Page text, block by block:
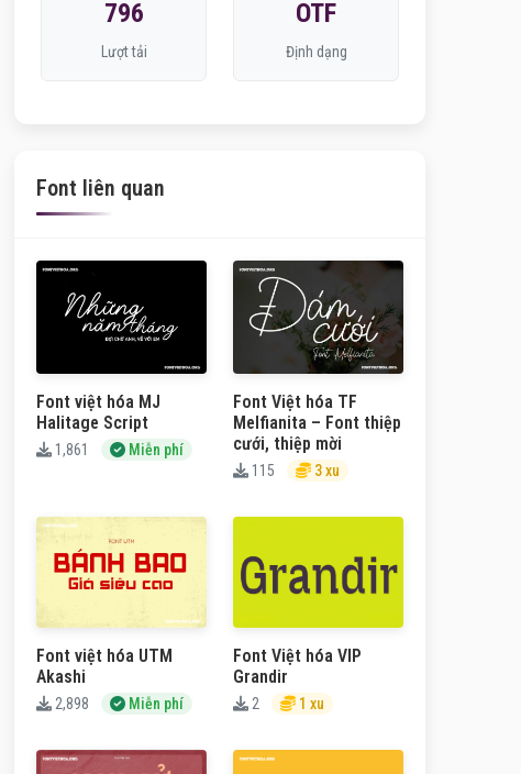
796
Lượt tải
OTF
Định dạng
Font liên quan
Font việt hóa MJ
Halitage Script
1,861 Miễn phí
Font Việt hóa TF
Melfianita – Font thiệp
cưới, thiệp mời
115 3 xu
Font việt hóa UTM
Akashi
2,898 Miễn phí
Font Việt hóa VIP
Grandir
2 1 xu